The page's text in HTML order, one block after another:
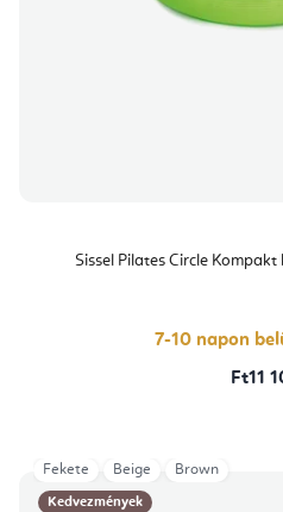
Sissel Pilates Circle
7-10 napon
Ft11
Kedvezmények
Fekete Beige Brown